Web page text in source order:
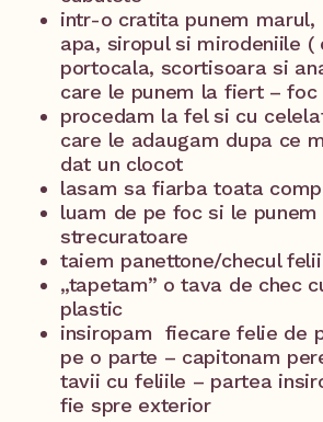
intr-o cratita punem marul,
apa, siropul si mirodeniile (
portocala, scortisoara si
care le punem la fiert – foc
procedam la fel si cu
care le adaugam dupa ce
dat un clocot
lasam sa fiarba toata
luam de pe foc si le
strecuratoare
taiem panettone/checul felii
„tapetam” o tava de chec
plastic
insiropam fiecare felie de
pe o parte – capitonam
tavii cu feliile – partea
fie spre exterior